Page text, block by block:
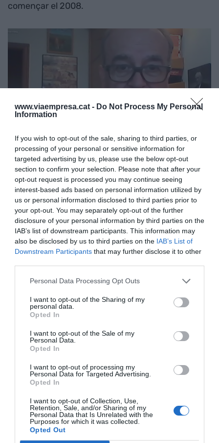
www.viaempresa.cat - Do Not Process My Personal
Information
If you wish to opt-out of the sale, sharing to third parties, or
processing of your personal or sensitive information for
targeted advertising by us, please use the below opt-out
section to confirm your selection. Please note that after your
opt-out request is processed you may continue seeing
interest-based ads based on personal information utilized by
us or personal information disclosed to third parties prior to
your opt-out. You may separately opt-out of the further
disclosure of your personal information by third parties on the
IAB’s list of downstream participants. This information may
also be disclosed by us to third parties on the IAB’s List of
Downstream Participants that may further disclose it to other
Personal Data Processing Opt Outs
I want to opt-out of the Sharing of my
personal data.
Opted In
I want to opt-out of the Sale of my
Personal Data.
Opted In
I want to opt-out of processing my
Personal Data for Targeted Advertising.
Opted In
I want to opt-out of Collection, Use,
Retention, Sale, and/or Sharing of my
Personal Data that Is Unrelated with the
Purposes for which it was collected.
Opted Out
començar el 2008.
El degà del Col·legi d'Economistes de Catalunya,
Anton Gasol
De fet, la davallada de la confiança ja va en línia
amb el fet que el 95,5% dels economistes
considera que l’economia catalana està pitjor que
fa un any fruit de l’impacte de la covid-19, mentre
que la previsió de més de les dues terceres parts
(67,7%) dels economistes és que l’economia
continuarà tendint a empitjorar.
A això s'hi suma que un 44,4% dels
economistes creu que el PIB català registrarà una
2020 a causa de la crisi del coronavirus, més d'un
punt per sobre les últimes previsions realitzades
per la Generalitat. Però les perspectives de futur
no són tan negres com ara i, com recorda el
responsable tècnic de l'estudi,